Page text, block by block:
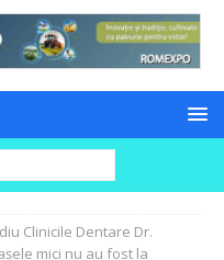
Clinicile Dentare Dr.
mici nu au fost la